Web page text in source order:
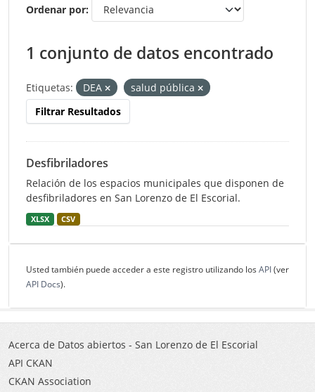
Ordenar por
1 conjunto de datos encontrado
Etiquetas: DEA
salud pública
Filtrar Resultados
Desfibriladores
Relación de los espacios municipales que disponen de
desfibriladores en San Lorenzo de El Escorial.
XLSX CSV
Usted también puede acceder a este registro utilizando los API(ver
API Docs).
Acerca de Datos abiertos - San Lorenzo de El Escorial
API CKAN
CKAN Association